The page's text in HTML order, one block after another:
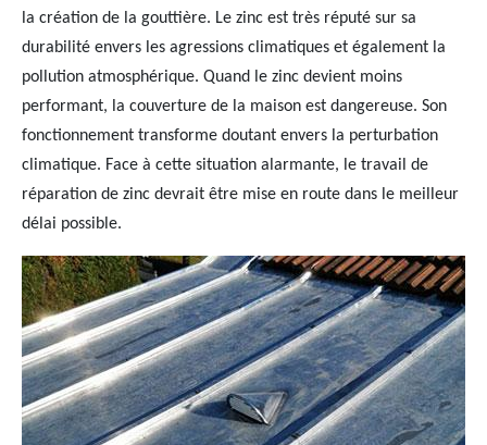
la création de la gouttière. Le zinc est très réputé sur sa
durabilité envers les agressions climatiques et également la
pollution atmosphérique. Quand le zinc devient moins
performant, la couverture de la maison est dangereuse. Son
fonctionnement transforme doutant envers la perturbation
climatique. Face à cette situation alarmante, le travail de
réparation de zinc devrait être mise en route dans le meilleur
délai possible.